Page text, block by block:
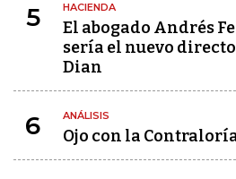
5 HACIENDA
El abogado Andrés
sería el nuevo
Dian
6 ANÁLISIS
Ojo con la